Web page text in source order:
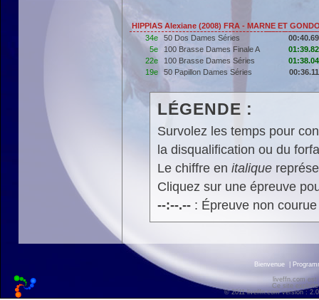
HIPPIAS Alexiane (2008) FRA - MARNE ET
34e
50 Dos Dames Séries
00:40.69
5e
100 Brasse Dames Finale A
01:39.82
22e
100 Brasse Dames Séries
01:38.04
19e
50 Papillon Dames Séries 00:36.11
LÉGENDE :
Survolez les temps pour
la disqualification ou du
Le chiffre en italique
Cliquez sur une épreuve
--:--.--: Épreuve non
Bienvenue
liveffn.com est
Ce site
© 2011 liveffn.com version :